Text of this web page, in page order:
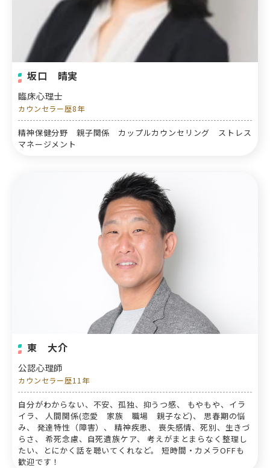
坂口 晴実
臨床心理士
カウンセラー歴8年
精神保健分野 親子関係 カップルカウンセリング ストレス
マネージメント
東 大介
公認心理師
カウンセラー歴11年
自分がわからない、不安、孤独、抑うつ感、 もやもや、イラ
イラ、 人間関係(恋愛 家族 職場 親子など)、 思春期の悩
み、 発達特性（障害）、 精神疾患、 喪失感情、死別、生きづ
らさ、 希死念慮、自死遺族ケア、 考えがまとまらなく整理し
たい、とにかく話を聴いてくれなど。 短時間・カメラOFFも
歓迎です！